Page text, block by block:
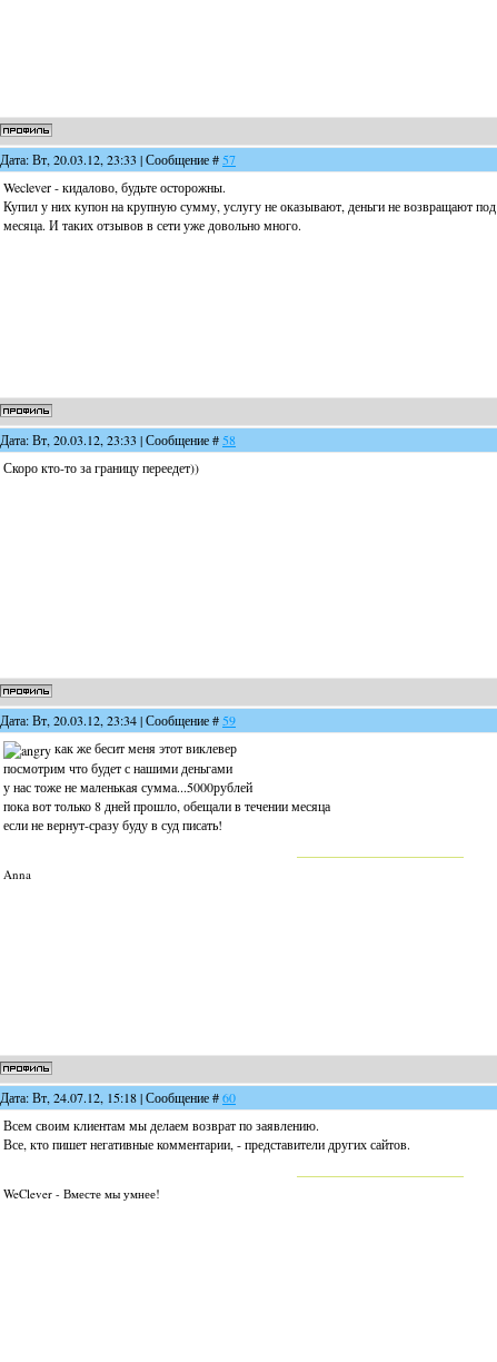
Дата: Вт, 20.03.12, 23:33 | Сообщение # 57
Weclever - кидалово, будьте осторожны.
Купил у них купон на крупную сумму, услугу не оказывают, деньги не возвращают
месяца. И таких отзывов в сети уже довольно много.
Дата: Вт, 20.03.12, 23:33 | Сообщение # 58
Скоро кто-то за границу переедет))
Дата: Вт, 20.03.12, 23:34 | Сообщение # 59
как же бесит меня этот виклевер
посмотрим что будет с нашими деньгами
у нас тоже не маленькая сумма...5000рублей
пока вот только 8 дней прошло, обещали в течении месяца
если не вернут-сразу буду в суд писать!
Anna
Дата: Вт, 24.07.12, 15:18 | Сообщение #60
Всем своим клиентам мы делаем возврат по заявлению.
Все, кто пишет негативные комментарии, - представители других сайтов.
WeClever - Вместе мы умнее!